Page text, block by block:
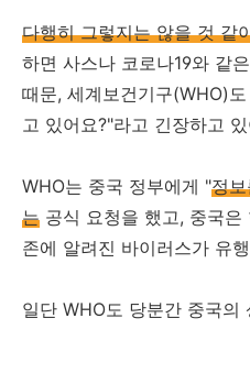
다행히 그렇지는 않을 것 같
하면 사스나 코로나19와 같
때문, 세계보건기구(WHO)
고 있어요?"라고 긴장하고
WHO는 중국 정부에게 "정
는 공식 요청을 했고, 중국
존에 알려진 바이러스가 유
일단 WHO도 당분간 중국의